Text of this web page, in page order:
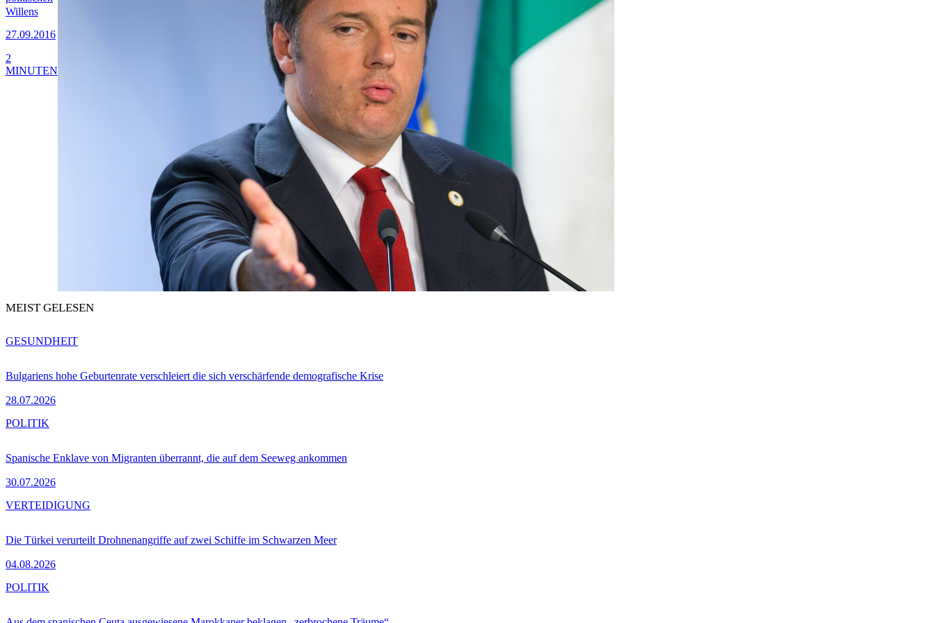
Willens
27.09.2016
2
MINUTEN
MEIST GELESEN
Bulgariens hohe Geburtenrate verschleiert die sich verschärfende demografische Krise
28.07.2026
GESUNDHEIT
Spanische Enklave von Migranten überrannt, die auf dem Seeweg ankommen
30.07.2026
POLITIK
Die Türkei verurteilt Drohnenangriffe auf zwei Schiffe im Schwarzen Meer
04.08.2026
VERTEIDIGUNG
POLITIK